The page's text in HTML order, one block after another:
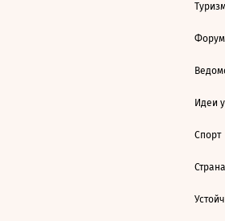
Форум
Идеи
Спорт
Страна